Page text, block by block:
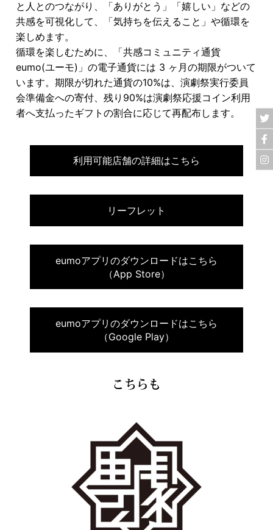
と人とのつながり、「ありがとう」「嬉しい」などの
共感を可視化して、「気持ちを伝えること」や循環を
楽しめます。
循環を楽しむために、「共感コミュニティ通貨
eumo(ユーモ)」の電子通貨には 3 ヶ月の期限がついて
います。期限が切れた通貨の10%は、演劇祭実行委員
会準備金への寄付、残り90%は演劇祭応援コイン利用
者へ支払ったギフトの割合に応じて再配布します。
利用可能店舗の詳細はこちら
リーフレット
eumoアプリのダウンロードはこちら
（App Store）
eumoアプリのダウンロードはこちら
（Google Play）
こちらも